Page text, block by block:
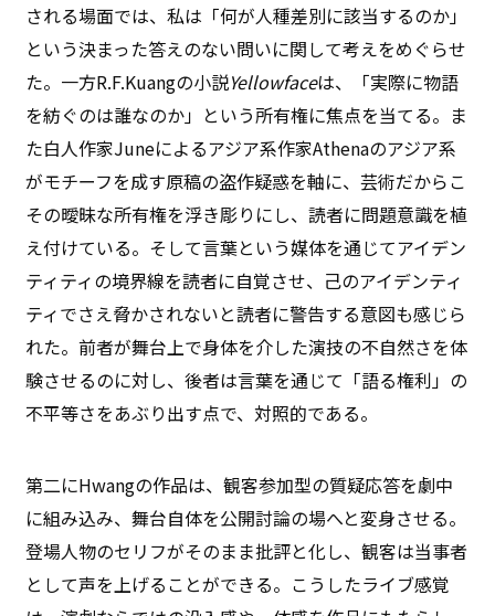
される場面では、私は「何が人種差別に該当するのか」
という決まった答えのない問いに関して考えをめぐらせ
た。一方R.F.Kuangの小説Yellowfaceは、「実際に物語
を紡ぐのは誰なのか」という所有権に焦点を当てる。ま
た白人作家Juneによるアジア系作家Athenaのアジア系
がモチーフを成す原稿の盗作疑惑を軸に、芸術だからこ
その曖昧な所有権を浮き彫りにし、読者に問題意識を植
え付けている。そして言葉という媒体を通じてアイデン
ティティの境界線を読者に自覚させ、己のアイデンティ
ティでさえ脅かされないと読者に警告する意図も感じら
れた。前者が舞台上で身体を介した演技の不自然さを体
験させるのに対し、後者は言葉を通じて「語る権利」の
不平等さをあぶり出す点で、対照的である。
第二にHwangの作品は、観客参加型の質疑応答を劇中
に組み込み、舞台自体を公開討論の場へと変身させる。
登場人物のセリフがそのまま批評と化し、観客は当事者
として声を上げることができる。こうしたライブ感覚